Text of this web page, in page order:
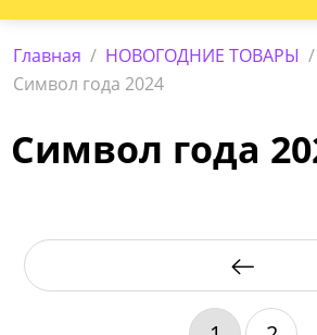
Главная / НОВОГОДНИЕ ТОВАРЫ /
Символ года 2024
Символ года